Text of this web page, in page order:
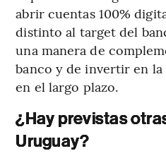
abrir cuentas 100%
distinto al target del
una manera de
banco y de invertir en
en el largo plazo.
¿Hay previstas
Uruguay?